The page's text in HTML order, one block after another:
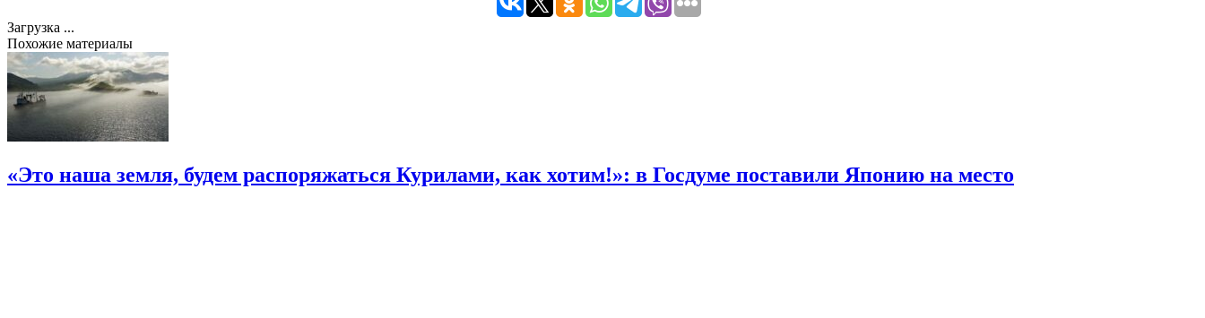
Загрузка ...
Похожие материалы
«Это наша земля, будем распоряжаться Курилами, как хотим!»: в Госдуме поставили Японию на место